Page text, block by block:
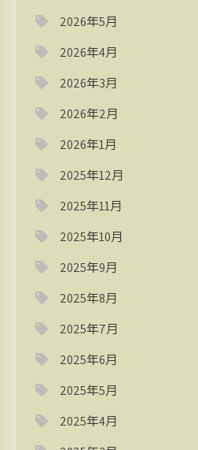
2026年5月
2026年4月
2026年3月
2026年2月
2026年1月
2025年12月
2025年11月
2025年10月
2025年9月
2025年8月
2025年7月
2025年6月
2025年5月
2025年4月